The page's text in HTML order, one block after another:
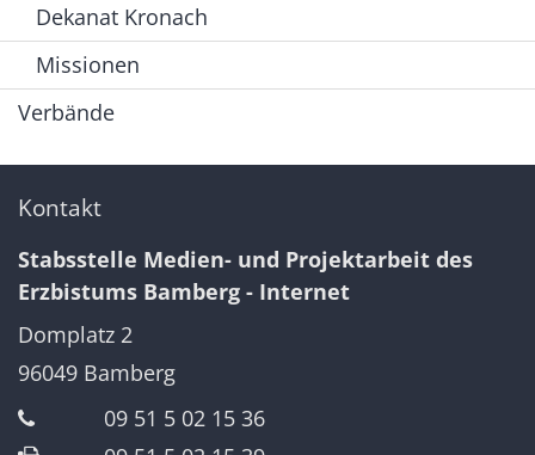
Dekanat Kronach
Missionen
Verbände
Kontakt
Stabsstelle Medien- und Projektarbeit des
Erzbistums Bamberg - Internet
Domplatz 2
96049 Bamberg
09 51 5 02 15 36